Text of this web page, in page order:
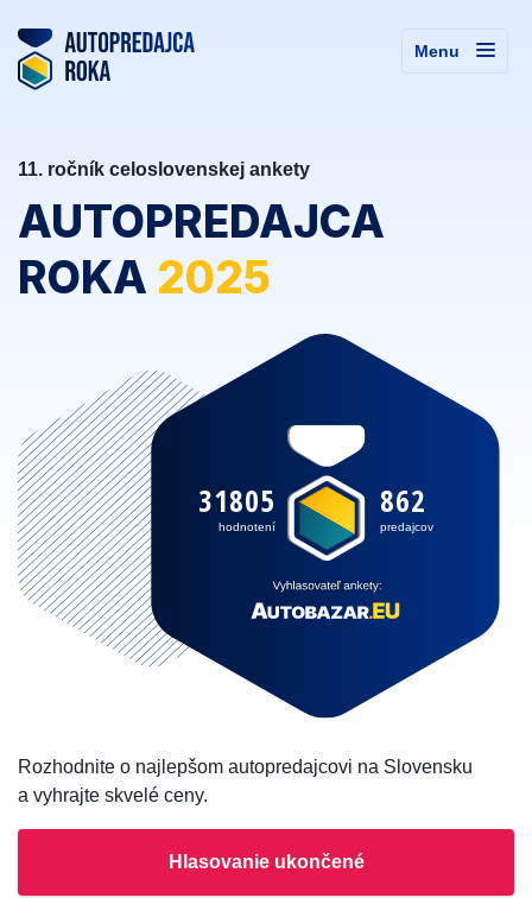
Menu
11. ročník celoslovenskej ankety
AUTOPREDAJCA
ROKA 2025
862
predajcov
31805
hodnotení
Rozhodnite o najlepšom autopredajcovi na Slovensku
a vyhrajte skvelé ceny.
Hlasovanie ukončené